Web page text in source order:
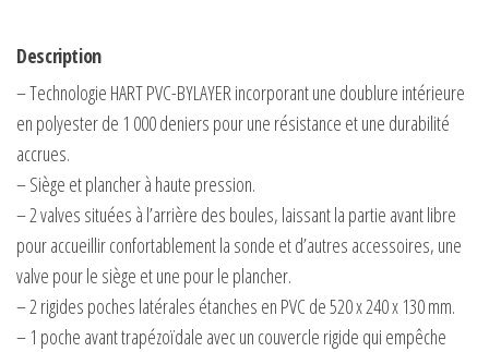
Description
– Technologie HART PVC-BYLAYER incorporant une doublure intérieure
en polyester de 1 000 deniers pour une résistance et une durabilité
accrues.
– Siège et plancher à haute pression.
– 2 valves situées à l’arrière des boules, laissant la partie avant libre
pour accueillir confortablement la sonde et d’autres accessoires, une
valve pour le siège et une pour le plancher.
– 2 rigides poches latérales étanches en PVC de 520 x 240 x 130 mm.
– 1 poche avant trapézoïdale avec un couvercle rigide qui empêche